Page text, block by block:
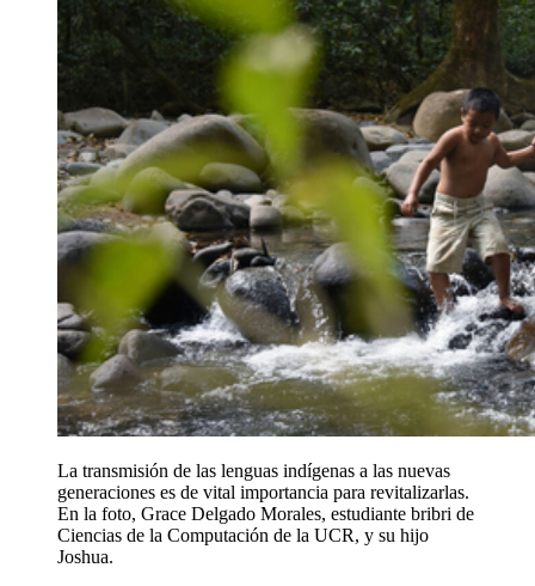
La transmisión de las lenguas indígenas a las nuevas
generaciones es de vital importancia para revitalizarlas.
En la foto, Grace Delgado Morales, estudiante bribri de
Ciencias de la Computación de la UCR, y su hijo
Joshua.